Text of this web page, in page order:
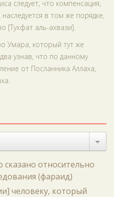
следует, что компенсация,
в том же порядке,
[Тухфат аль-ахвази].
Умара, который тут же
узнав, что по данному
от Посланника Аллаха,
сказано относительно
(фараид)
человеку, который